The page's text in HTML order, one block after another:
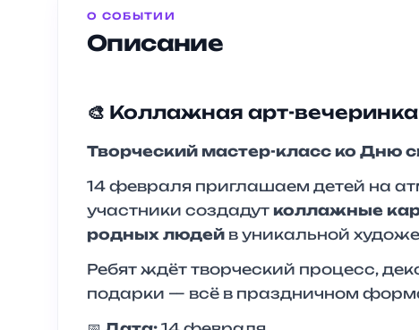
О СОБЫТИИ
Описание
🎨 Коллажная арт-
Творческий мастер-класс ко Дню
14 февраля приглашаем детей на
участники создадут коллажные
родных людей в уникальной
Ребят ждёт творческий процесс,
подарки — всё в праздничном